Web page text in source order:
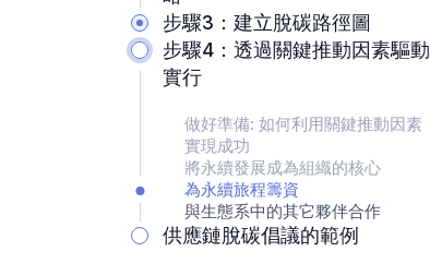
步驟3：建立脫碳路徑圖
步驟4：透過關鍵推動因素驅動
實行
做好準備: 如何利用關鍵推動因素
實現成功
將永續發展成為組織的核心
為永續旅程籌資
與生態系中的其它夥伴合作
供應鏈脫碳倡議的範例